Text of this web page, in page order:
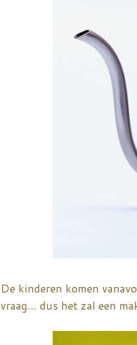
De kinderen komen
vraag... dus het zal een